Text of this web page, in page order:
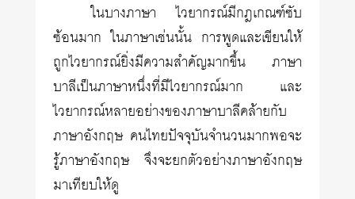
ในบางภาษา ไวยากรณ์มีกฎเกณฑ์ซับ
ซ้อนมาก ในภาษาเช่นนั้น การพูดและเขียนให้
ถูกไวยากรณ์ยิ่งมีความสำคัญมากขึ้น ภาษา
บาลีเป็นภาษาหนึ่งที่มีไวยากรณ์มาก และ
ไวยากรณ์หลายอย่างของภาษาบาลีคล้ายกับ
ภาษาอังกฤษ คนไทยปัจจุบันจำนวนมากพอจะ
รู้ภาษาอังกฤษ จึงจะยกตัวอย่างภาษาอังกฤษ
มาเทียบให้ดู